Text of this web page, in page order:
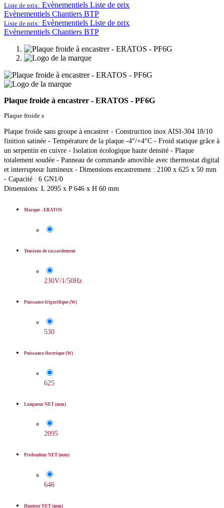
Liste de prix: Evènementiels Liste de prix
Evènementiels Chantiers BTP
Liste de prix: Evènementiels Liste de prix
Evènementiels Chantiers BTP
Plaque froide à encastrer - ERATOS - PF6G
Plaque froide s
Plaque froide sans groupe à encastrer - Construction inox AISI-304 18/10
finition satinée - Température de la plaque -4°/+4°C - Froid statique grâce à
un serpentin en cuivre - Isolation écologique haute densité - Plaque
totalement soudée - Panneau de commande amovible avec thermostat digital
et interrupteur lumineux - Dimensions encastrement : 2100 x 625 x 50 mm
- Capacité : 6 GN1/0
Dimensions: L 2095 x P 646 x H 60 mm
Marque - ERATOS
Tensions de raccordement
230V/1/50Hz
Puissance frigorifique (W)
530
Puissance électrique (W)
625
Longueur NET (mm)
2095
Profondeur NET (mm)
646
Hauteur NET (mm)